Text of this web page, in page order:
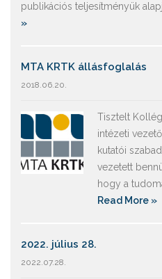
publikációs teljesítményük
»
MTA KRTK állásfoglalás
2018.06.20.
Tisztelt
intézeti
kutatói
vezetett
hogy a
Read More »
2022. július 28.
2022.07.28.